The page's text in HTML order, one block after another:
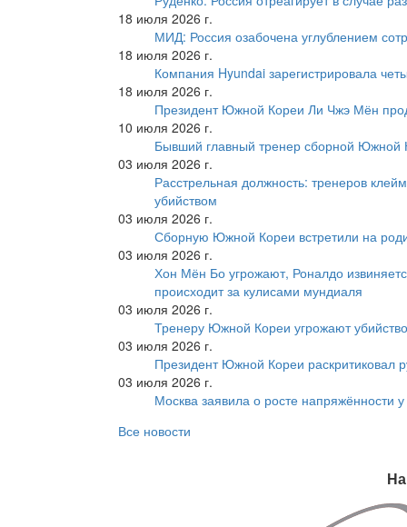
18 июля 2026 г.
МИД: Россия озабочена углублением
18 июля 2026 г.
Компания Hyundai зарегистрировала
18 июля 2026 г.
Президент Южной Кореи Ли Чжэ Мён
10 июля 2026 г.
Бывший главный тренер сборной Южной
03 июля 2026 г.
Расстрельная должность: тренеров
убийством
03 июля 2026 г.
Сборную Южной Кореи встретили на
03 июля 2026 г.
Хон Мён Бо угрожают, Роналдо
происходит за кулисами мундиаля
03 июля 2026 г.
Тренеру Южной Кореи угрожают
03 июля 2026 г.
Президент Южной Кореи раскритиковал
03 июля 2026 г.
Москва заявила о росте
Все новости